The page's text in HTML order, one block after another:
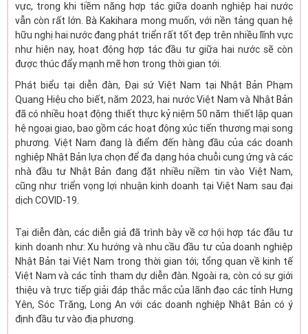
vực, trong khi tiềm năng hợp tác giữa doanh nghiệp hai nước
vẫn còn rất lớn. Bà Kakihara mong muốn, với nền tảng quan hệ
hữu nghị hai nước đang phát triển rất tốt đẹp trên nhiều lĩnh vực
như hiện nay, hoạt động hợp tác đầu tư giữa hai nước sẽ còn
được thúc đẩy mạnh mẽ hơn trong thời gian tới.
Phát biểu tại diễn đàn, Đại sứ Việt Nam tại Nhật Bản Phạm
Quang Hiệu cho biết, năm 2023, hai nước Việt Nam và Nhật Bản
đã có nhiều hoạt động thiết thực kỷ niệm 50 năm thiết lập quan
hệ ngoại giao, bao gồm các hoạt động xúc tiến thương mại song
phương. Việt Nam đang là điểm đến hàng đầu của các doanh
nghiệp Nhật Bản lựa chọn để đa dạng hóa chuỗi cung ứng và các
nhà đầu tư Nhật Bản đang đặt nhiều niềm tin vào Việt Nam,
cũng như triển vọng lợi nhuận kinh doanh tại Việt Nam sau đại
dịch COVID-19.
Tại diễn đàn, các diễn giả đã trình bày về cơ hội hợp tác đầu tư
kinh doanh như: Xu hướng và nhu cầu đầu tư của doanh nghiệp
Nhật Bản tại Việt Nam trong thời gian tới; tổng quan về kinh tế
Việt Nam và các tỉnh tham dự diễn đàn. Ngoài ra, còn có sự giới
thiệu và trực tiếp giải đáp thắc mắc của lãnh đạo các tỉnh Hưng
Yên, Sóc Trăng, Long An với các doanh nghiệp Nhật Bản có ý
định đầu tư vào địa phương.